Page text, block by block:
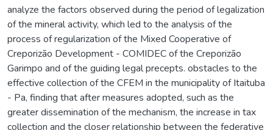
analyze the factors observed during the period of legalization
of the mineral activity, which led to the analysis of the
process of regularization of the Mixed Cooperative of
Creporizão Development - COMIDEC of the Creporizão
Garimpo and of the guiding legal precepts. obstacles to the
effective collection of the CFEM in the municipality of Itaituba
- Pa, finding that after measures adopted, such as the
greater dissemination of the mechanism, the increase in tax
collection and the closer relationship between the federative